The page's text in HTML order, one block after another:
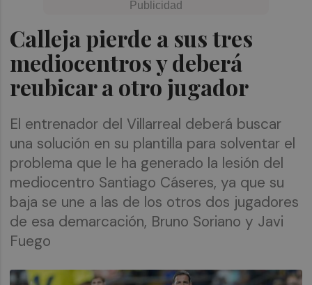
Calleja pierde a sus tres
mediocentros y deberá
reubicar a otro jugador
El entrenador del Villarreal deberá buscar
una solución en su plantilla para solventar el
problema que le ha generado la lesión del
mediocentro Santiago Cáseres, ya que su
baja se une a las de los otros dos jugadores
de esa demarcación, Bruno Soriano y Javi
Fuego